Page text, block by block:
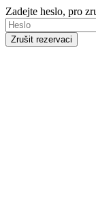
Zadejte heslo, pro
Zrušit rezervaci